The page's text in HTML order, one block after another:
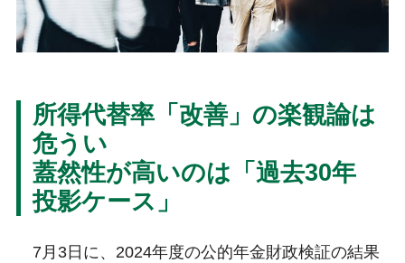
所得代替率「改善」の楽観論は
危うい
蓋然性が高いのは「過去30年
投影ケース」
7月3日に、2024年度の公的年金財政検証の結果